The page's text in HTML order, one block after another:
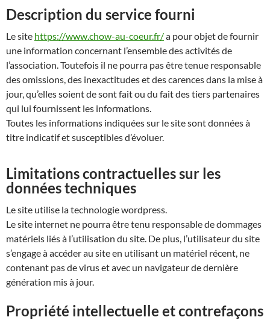
Description du service fourni
Le site https://www.chow-au-coeur.fr/a pour objet de fournir
une information concernant l’ensemble des activités de
l’association. Toutefois il ne pourra pas être tenue responsable
des omissions, des inexactitudes et des carences dans la mise à
jour, qu’elles soient de sont fait ou du fait des tiers partenaires
qui lui fournissent les informations.
Toutes les informations indiquées sur le site sont données à
titre indicatif et susceptibles d’évoluer.
Limitations contractuelles sur les
données techniques
Le site utilise la technologie wordpress.
Le site internet ne pourra être tenu responsable de dommages
matériels liés à l’utilisation du site. De plus, l’utilisateur du site
s’engage à accéder au site en utilisant un matériel récent, ne
contenant pas de virus et avec un navigateur de dernière
génération mis à jour.
Propriété intellectuelle et contrefaçons